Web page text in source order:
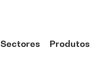
Sectores Produtos